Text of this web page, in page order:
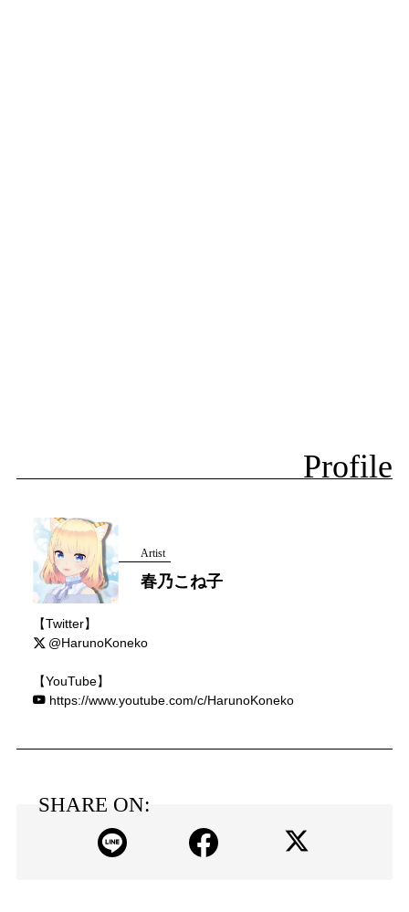
Profile
Artist
春乃こね子
【Twitter】
@HarunoKoneko
【YouTube】
https://www.youtube.com/c/HarunoKoneko
SHARE ON: